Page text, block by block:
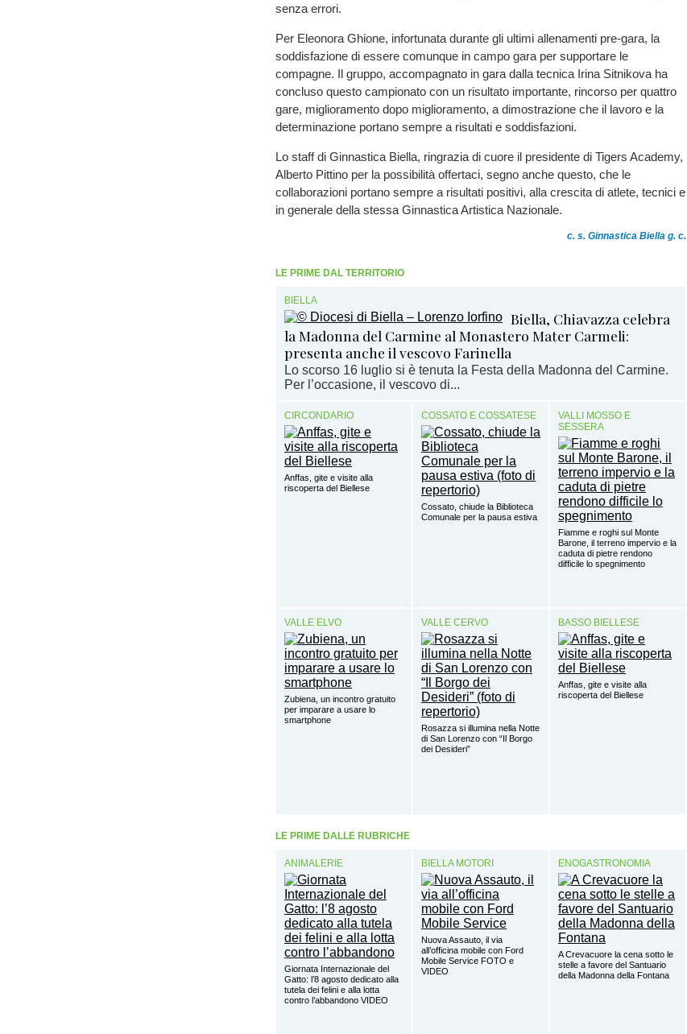
senza errori.
Per Eleonora Ghione, infortunata durante gli ultimi allenamenti pre-gara, la
soddisfazione di essere comunque in campo gara per supportare le
compagne. Il gruppo, accompagnato in gara dalla tecnica Irina Sitnikova ha
concluso questo campionato con un risultato importante, rincorso per quattro
gare, miglioramento dopo miglioramento, a dimostrazione che il lavoro e la
determinazione portano sempre a risultati e soddisfazioni.
Lo staff di Ginnastica Biella, ringrazia di cuore il presidente di Tigers Academy,
Alberto Pittino per la possibilità offertaci, segno anche questo, che le
collaborazioni portano sempre a risultati positivi, alla crescita di atlete, tecnici e
in generale della stessa Ginnastica Artistica Nazionale.
c. s. Ginnastica Biella g. c.
LE PRIME DAL TERRITORIO
BIELLA
Biella, Chiavazza celebra
la Madonna del Carmine al Monastero Mater Carmeli:
presenta anche il vescovo Farinella
Lo scorso 16 luglio si è tenuta la Festa della Madonna del Carmine.
Per l’occasione, il vescovo di...
CIRCONDARIO
Anffas, gite e visite alla
riscoperta del Biellese
COSSATO E COSSATESE
Cossato, chiude la Biblioteca
Comunale per la pausa estiva
VALLI MOSSO E
SESSERA
Fiamme e roghi sul Monte
Barone, il terreno impervio e la
caduta di pietre rendono
difficile lo spegnimento
VALLE ELVO
Zubiena, un incontro gratuito
per imparare a usare lo
smartphone
VALLE CERVO
Rosazza si illumina nella Notte
di San Lorenzo con “Il Borgo
dei Desideri”
BASSO BIELLESE
Anffas, gite e visite alla
riscoperta del Biellese
LE PRIME DALLE RUBRICHE
ANIMALERIE
Giornata Internazionale del
Gatto: l’8 agosto dedicato alla
tutela dei felini e alla lotta
contro l’abbandono VIDEO
BIELLA MOTORI
Nuova Assauto, il via
all’officina mobile con Ford
Mobile Service FOTO e
VIDEO
ENOGASTRONOMIA
A Crevacuore la cena sotto le
stelle a favore del Santuario
della Madonna della Fontana